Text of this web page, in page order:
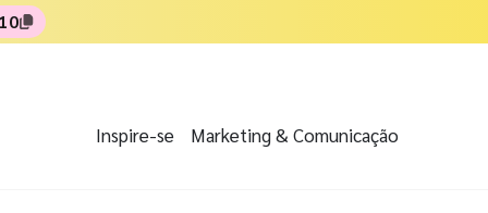
Inspire-se Marketing & Comunicação